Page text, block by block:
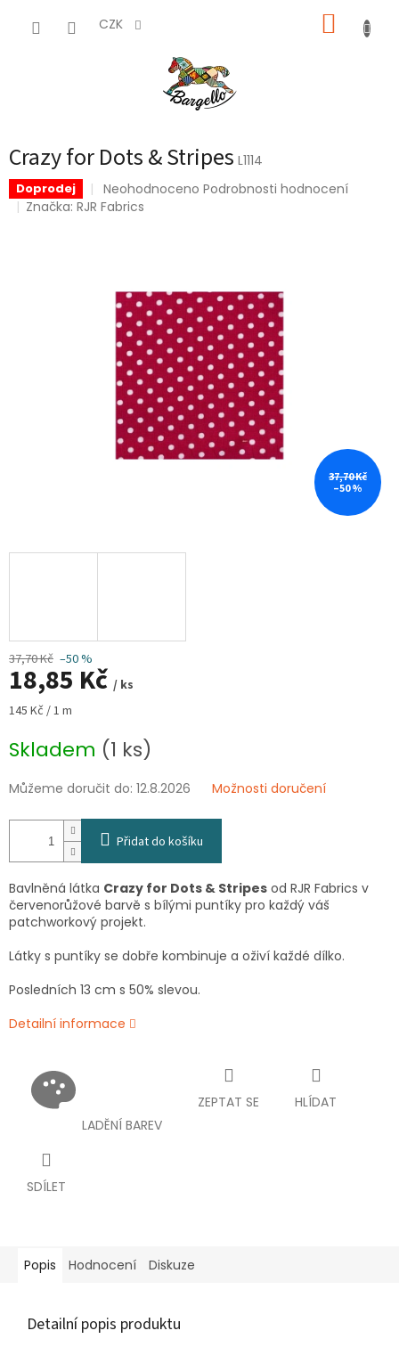
CZK
Crazy for Dots & Stripes L1114
Doprodej
Průměrné
hodnocení
hvězdiček.
Neohodnoceno Podrobnosti hodnocení
Značka:RJR Fabrics
37,70 Kč
–50 %
37,70 Kč –50 %
18,85 Kč / ks
Měrná
145 Kč / 1 m
Skladem (1 ks)
Můžeme doručit do: 12.8.2026 Možnosti doručení
Přidat do košíku
Bavlněná látka Crazy for Dots & Stripes od RJR Fabrics v
červenorůžové barvě s bílými puntíky pro každý váš
patchworkový projekt.
Látky s puntíky se dobře kombinuje a oživí každé dílko.
Posledních 13 cm s 50% slevou.
Detailní informace
LADĚNÍ BAREV
ZEPTAT SE HLÍDAT
SDÍLET
Popis Hodnocení Diskuze
Detailní popis produktu